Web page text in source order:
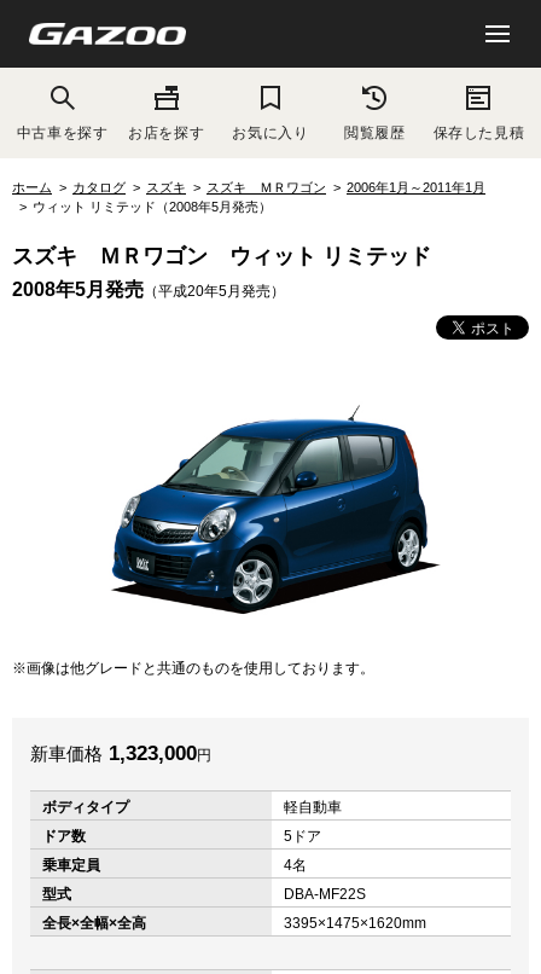
中古車を探す お店を探す お気に入り 閲覧履歴 保存した見積
ホーム カタログ スズキ スズキ ＭＲワゴン
2006年1月～2011年1月
ウィット リミテッド（2008年5月発売）
スズキ ＭＲワゴン ウィット リミテッド
2008年5月発売 （平成20年5月発売）
画像は他グレードと共通のものを使用しております。
新車価格 1,323,000円
ボディタイプ
軽自動車
ドア数
5ドア
乗車定員
4名
型式
DBA-MF22S
全長×全幅×全高
3395×1475×1620mm